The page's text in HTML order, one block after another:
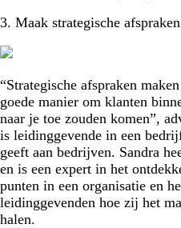
3. Maak strategische afspraken
“Strategische afspraken
goede manier om klanten
naar je toe zouden komen”,
is leidinggevende in een
geeft aan bedrijven. Sandra
en is een expert in het
punten in een organisatie en
leidinggevenden hoe zij het
halen.